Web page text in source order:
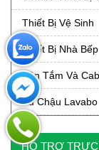
Thiết Bị Vệ Sinh
Thiết Bị Nhà Bếp
Bồn Tắm Và
Tủ Chậu Lavabo
HỖ TRỢ